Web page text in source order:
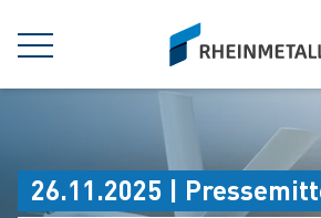
MENÜ
siteLogo
26.11.2025 |